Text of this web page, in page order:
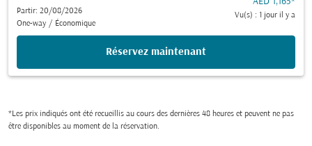
Partir: 20/08/2026
One-way / Économique
Vu(s) : 1 jour il y a
Réservez maintenant
*Les prix indiqués ont été recueillis au cours des dernières 48 heures et peuvent ne pas
être disponibles au moment de la réservation.